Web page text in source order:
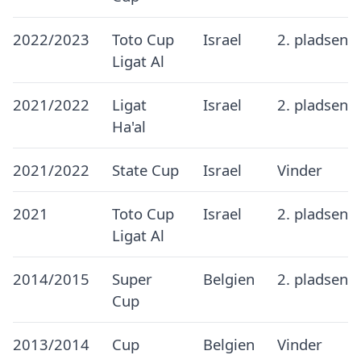
2022/2023
Toto Cup
Ligat Al
Israel 2. pladsen
2021/2022
Ligat
Ha'al
Israel 2. pladsen
2021/2022 State Cup Israel Vinder
2021
Toto Cup
Ligat Al
Israel 2. pladsen
2014/2015
Super
Cup
Belgien 2. pladsen
2013/2014 Cup Belgien Vinder